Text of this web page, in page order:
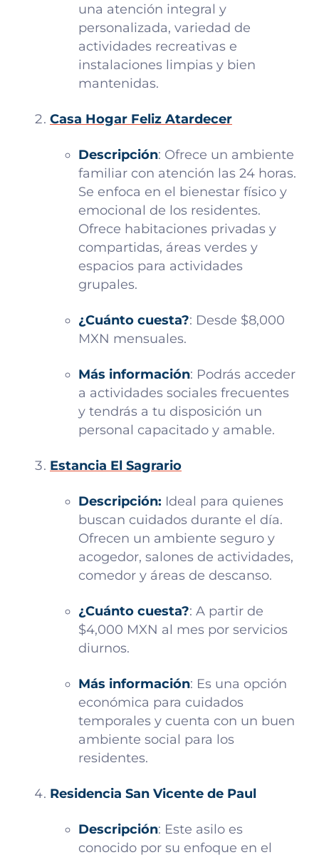
una atención integral y
personalizada, variedad de
actividades recreativas e
instalaciones limpias y bien
mantenidas.
Casa Hogar Feliz Atardecer
Descripción: Ofrece un ambiente
familiar con atención las 24 horas.
Se enfoca en el bienestar físico y
emocional de los residentes.
Ofrece habitaciones privadas y
compartidas, áreas verdes y
espacios para actividades
grupales.
¿Cuánto cuesta?: Desde $8,000
MXN mensuales.
Más información: Podrás acceder
a actividades sociales frecuentes
y tendrás a tu disposición un
personal capacitado y amable.
Estancia El Sagrario
Descripción: Ideal para quienes
buscan cuidados durante el día.
Ofrecen un ambiente seguro y
acogedor, salones de actividades,
comedor y áreas de descanso.
¿Cuánto cuesta?: A partir de
$4,000 MXN al mes por servicios
diurnos.
Más información: Es una opción
económica para cuidados
temporales y cuenta con un buen
ambiente social para los
residentes.
Residencia San Vicente de Paul
Descripción: Este asilo es
conocido por su enfoque en el